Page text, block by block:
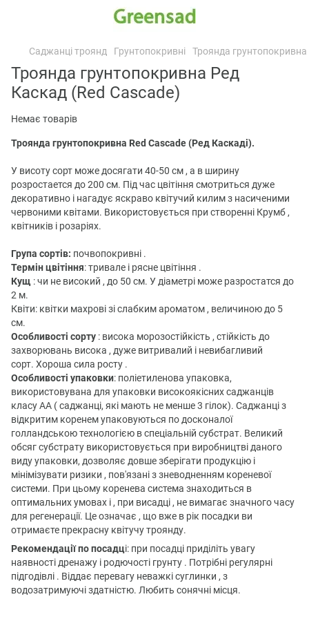
Саджанці троянд Грунтопокривні Троянда
Троянда грунтопокривна Ред
Каскад (Red Cascade)
Немає товарів
Троянда грунтопокривна Red Cascade (Ред Каскаді).
У висоту сорт може досягати 40-50 см , а в ширину
розростается до 200 см. Під час цвітіння смотриться дуже
декоративно і нагадує яскраво квітучий килим з насиченими
червоними квітами. Використовується при створенні Крумб ,
квітників і розаріях.
Група сортів: почвопокривні .
Термін цвітіння: тривале і рясне цвітіння .
Кущ : чи не високий , до 50 см. У діаметрі може разростатся до
2 м.
Квіти: квітки махрові зі слабким ароматом , величиною до 5
см.
Особливості сорту : висока морозостійкість , стійкість до
захворювань висока , дуже витривалий і невибагливий
сорт. Хороша сила росту .
Особливості упаковки: поліетиленова упаковка,
використовувана для упаковки високоякісних саджанців
класу АА ( саджанці, які мають не менше 3 гілок). Саджанці з
відкритим коренем упаковуються по досконалої
голландською технологією в спеціальній субстрат. Великий
обсяг субстрату використовується при виробництві даного
виду упаковки, дозволяє довше зберігати продукцію і
мінімізувати ризики , пов'язані з зневодненням кореневої
системи. При цьому коренева система знаходиться в
оптимальних умовах і , при висадці , не вимагає значного часу
для регенерації. Це означає , що вже в рік посадки ви
отримаєте прекрасну квітучу троянду.
Рекомендації по посадці: при посадці приділіть увагу
наявності дренажу і родючості грунту . Потрібні регулярні
підгодівлі . Віддає перевагу неважкі суглинки , з
водозатримуючі здатністю. Любить сонячні місця.